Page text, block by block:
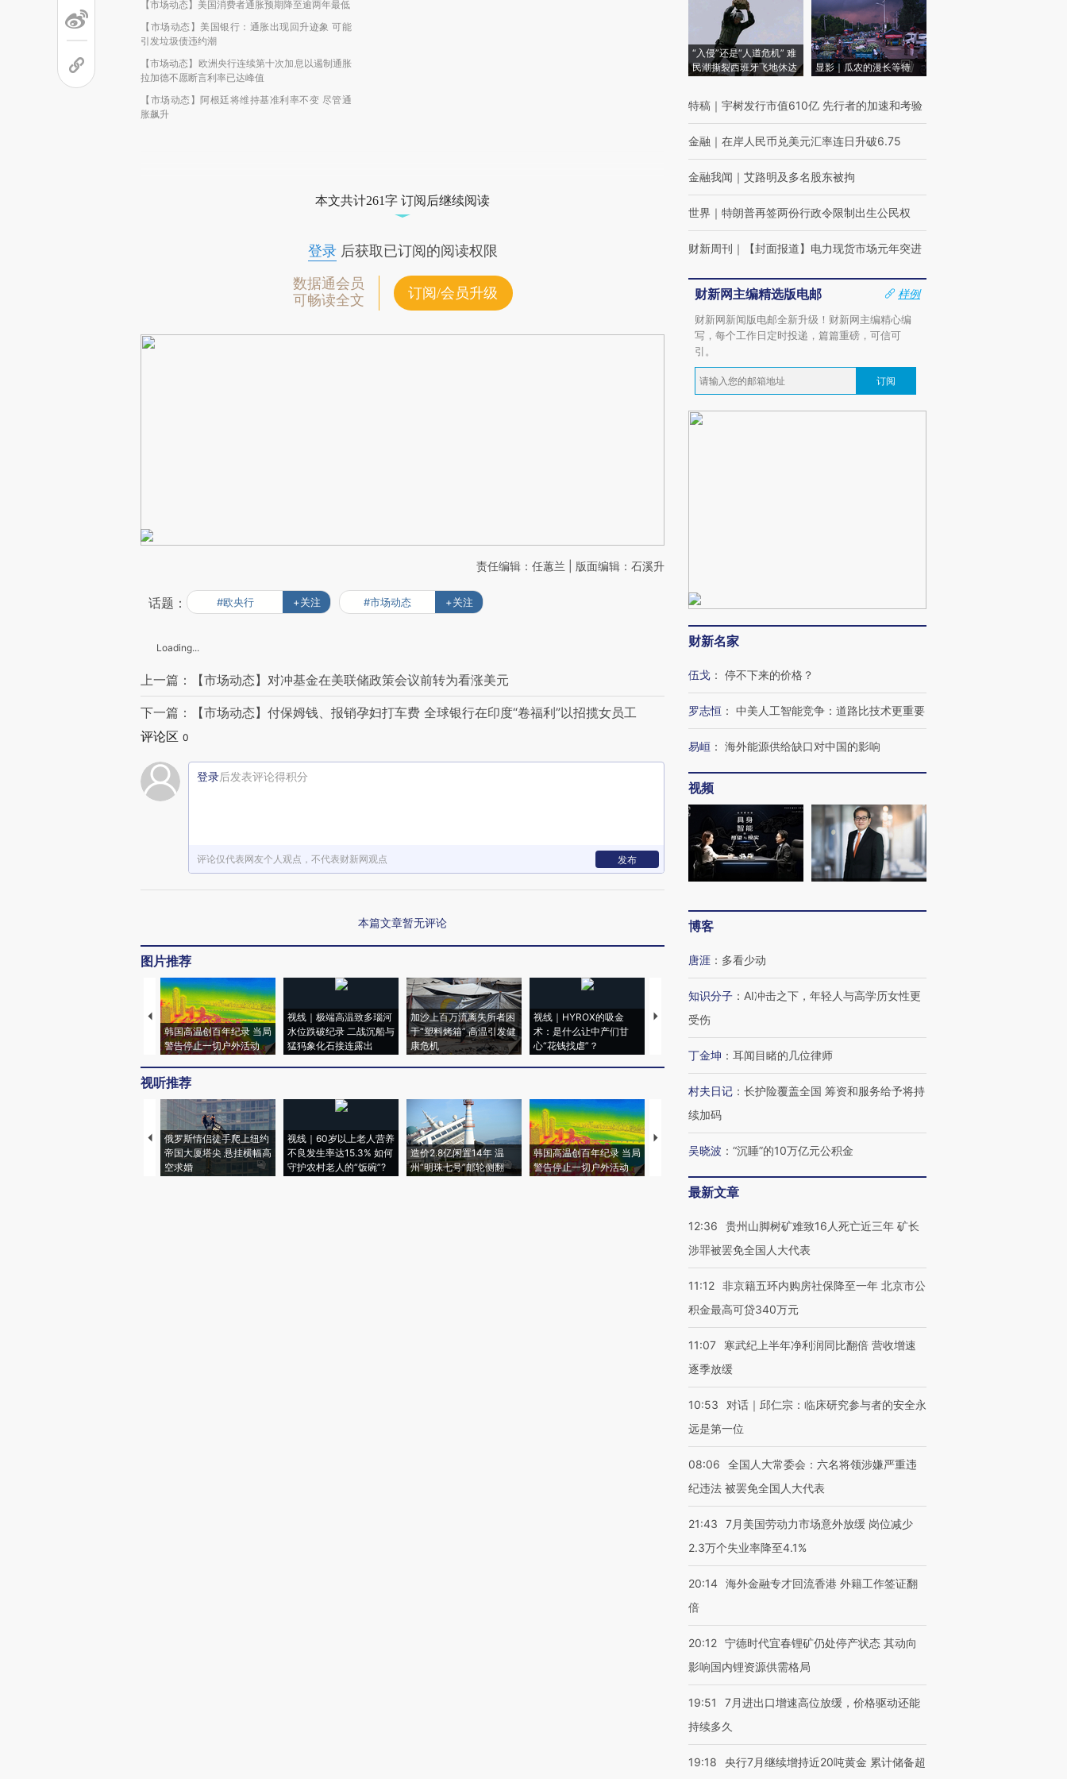
【市场动态】美国消费者通胀预期降至逾两年最低
【市场动态】美国银行：通胀出现回升迹象 可能
引发垃圾债违约潮
【市场动态】欧洲央行连续第十次加息以遏制通胀
拉加德不愿断言利率已达峰值
【市场动态】阿根廷将维持基准利率不变 尽管通
胀飙升
本文共计261字 订阅后继续阅读
登录后获取已订阅的阅读权限
数据通会员
可畅读全文
订阅/会员升级
责任编辑：任蕙兰 | 版面编辑：石溪升
话题： #欧央行 +关注 #市场动态 +关注
Loading...
上一篇：【市场动态】对冲基金在美联储政策会议前转为看涨美元
下一篇：【市场动态】付保姆钱、报销孕妇打车费 全球银行在印度“卷福利”以招揽女员工
评论区 0
登录后发表评论得积分
评论仅代表网友个人观点，不代表财新网观点 发布
本篇文章暂无评论
图片推荐
韩国高温创百年纪录 当局
警告停止一切户外活动
视线｜极端高温致多瑙河
水位跌破纪录 二战沉船与
猛犸象化石接连露出
加沙上百万流离失所者困
于“塑料烤箱” 高温引发健
康危机
视线｜HYROX的吸金
术：是什么让中产们甘
心“花钱找虐”？
马航飞行员跨国走私7万
视听推荐
俄罗斯情侣徒手爬上纽约
帝国大厦塔尖 悬挂横幅高
空求婚
视线｜60岁以上老人营养
不良发生率达15.3% 如何
守护农村老人的“饭碗”?
造价2.8亿闲置14年 温
州“明珠七号”邮轮侧翻
韩国高温创百年纪录 当局
警告停止一切户外活动
特朗普出席葬礼疑似打瞌
睡引争议 白宫怒斥批评
38岁梅西上演帽子戏法
“入侵”还是“人道危机” 难
民潮撕裂西班牙飞地休达
显影｜瓜农的漫长等待
特稿 ｜ 宇树发行市值610亿 先行者的加速和考验
金融 ｜ 在岸人民币兑美元汇率连日升破6.75
金融我闻 ｜ 艾路明及多名股东被拘
世界 ｜ 特朗普再签两份行政令限制出生公民权
财新周刊 ｜ 【封面报道】电力现货市场元年突进
财新网主编精选版电邮
样例
财新网新闻版电邮全新升级！财新网主编精心编
写，每个工作日定时投递，篇篇重磅，可信可
引。
订阅
财新名家
伍戈 ： 停不下来的价格？
罗志恒 ： 中美人工智能竞争：道路比技术更重要
易峘 ： 海外能源供给缺口对中国的影响
视频
博客
唐涯 ： 多看少动
知识分子 ： AI冲击之下，年轻人与高学历女性更
受伤
丁金坤 ： 耳闻目睹的几位律师
村夫日记 ： 长护险覆盖全国 筹资和服务给予将持
续加码
吴晓波 ： “沉睡”的10万亿元公积金
最新文章
12:36
贵州山脚树矿难致16人死亡近三年 矿长
涉罪被罢免全国人大代表
11:12 非京籍五环内购房社保降至一年 北京市公
积金最高可贷340万元
11:07
寒武纪上半年净利润同比翻倍 营收增速
逐季放缓
10:53
对话｜邱仁宗：临床研究参与者的安全永
远是第一位
08:06
全国人大常委会：六名将领涉嫌严重违
纪违法 被罢免全国人大代表
21:43
7月美国劳动力市场意外放缓 岗位减少
2.3万个失业率降至4.1%
20:14 海外金融专才回流香港 外籍工作签证翻
倍
20:12 宁德时代宜春锂矿仍处停产状态 其动向
影响国内锂资源供需格局
19:51
7月进出口增速高位放缓，价格驱动还能
持续多久
19:18 央行7月继续增持近20吨黄金 累计储备超